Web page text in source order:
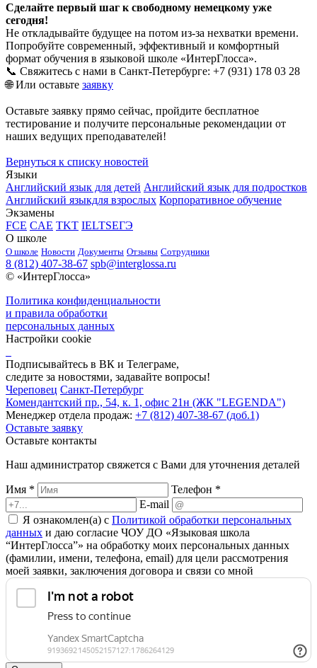
Сделайте первый шаг к свободному немецкому уже
сегодня!
Не откладывайте будущее на потом из-за нехватки времени.
Попробуйте современный, эффективный и комфортный
формат обучения в языковой школе «ИнтерГлосса».
📞 Свяжитесь с нами в Санкт-Петербурге: +7 (931) 178 03 28
🌐 Или оставьте заявку
Оставьте заявку прямо сейчас, пройдите бесплатное
тестирование и получите персональные рекомендации от
наших ведущих преподавателей!
Вернуться к списку новостей
Языки
Английский язык для детей Английский язык для подростков
Английский языкдля взрослых Корпоративное обучение
Экзамены
FCE CAE TKT IELTSЕГЭ
О школе
О школе Новости Документы Отзывы Сотрудники
8 (812) 407-38-67 spb@interglossa.ru
© «ИнтерГлосса»
Политика конфиденциальности
и правила обработки
персональных данных
Настройки cookie
Подписывайтесь в ВК и Телеграме,
следите за новостями, задавайте вопросы!
Череповец Санкт-Петербург
Комендантский пр., 54, к. 1, офис 21н (ЖК "LEGENDA")
Менеджер отдела продаж: +7 (812) 407-38-67 (доб.1)
Оставьте заявку
Оставьте контакты
Наш администратор свяжется с Вами для уточнения деталей
Имя *
Телефон *
E-mail
Я ознакомлен(а) с Политикой обработки персональных
данных и даю согласие ЧОУ ДО «Языковая школа
“ИнтерГлосса”» на обработку моих персональных данных
(фамилии, имени, телефона, email) для цели рассмотрения
моей заявки, заключения договора и связи со мной